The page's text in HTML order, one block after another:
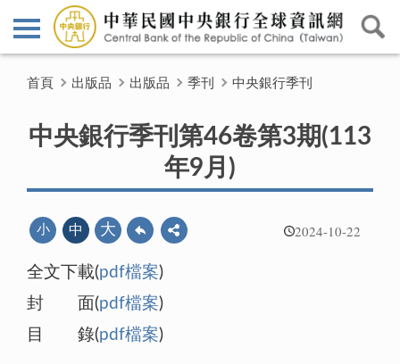
首頁 出版品 出版品 季刊 中央銀行季刊
中央銀行季刊第46卷第3期(113
年9月)
2024-10-22
小 中 大
全文下載(pdf檔案)
封 面(pdf檔案)
目 錄(pdf檔案)